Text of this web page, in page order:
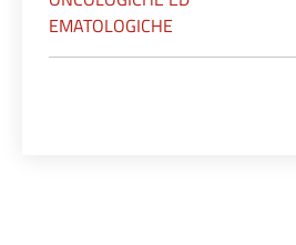
EMATOLOGICHE